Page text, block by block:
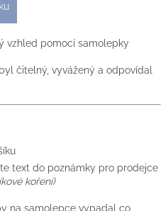
vzhled pomocí samolepky
čitelný, vyvážený a odpovídal
text do poznámky pro prodejce
koření)
na samolepce vypadal co